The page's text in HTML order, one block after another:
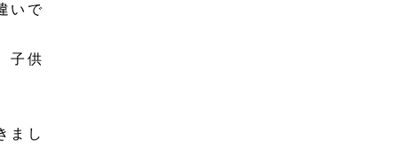
いで
子供
まし